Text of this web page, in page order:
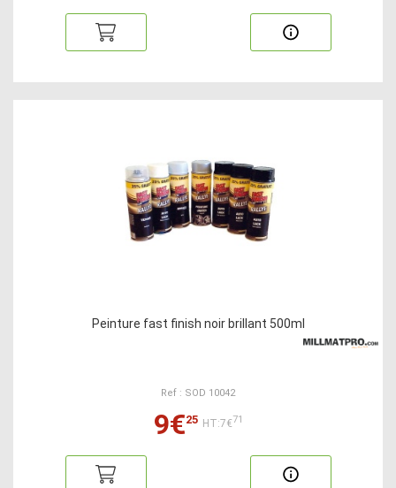
Peinture fast finish noir brillant 500ml
Ref : SOD 10042
9€25 HT:7€71